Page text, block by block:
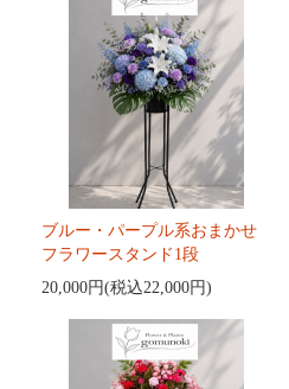
ブルー・パープル系おまかせ
フラワースタンド1段
20,000円(税込22,000円)